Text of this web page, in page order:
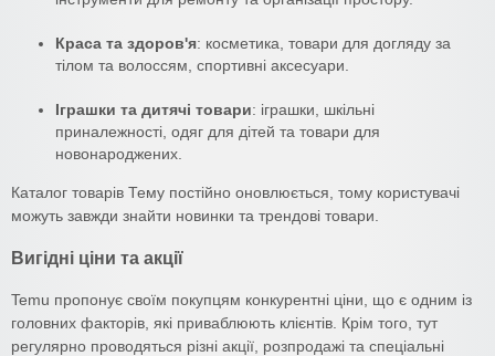
Краса та здоров'я: косметика, товари для догляду за
тілом та волоссям, спортивні аксесуари.
Іграшки та дитячі товари: іграшки, шкільні
приналежності, одяг для дітей та товари для
новонароджених.
Каталог товарів Тему постійно оновлюється, тому користувачі
можуть завжди знайти новинки та трендові товари.
Вигідні ціни та акції
Temu пропонує своїм покупцям конкурентні ціни, що є одним із
головних факторів, які приваблюють клієнтів. Крім того, тут
регулярно проводяться різні акції, розпродажі та спеціальні